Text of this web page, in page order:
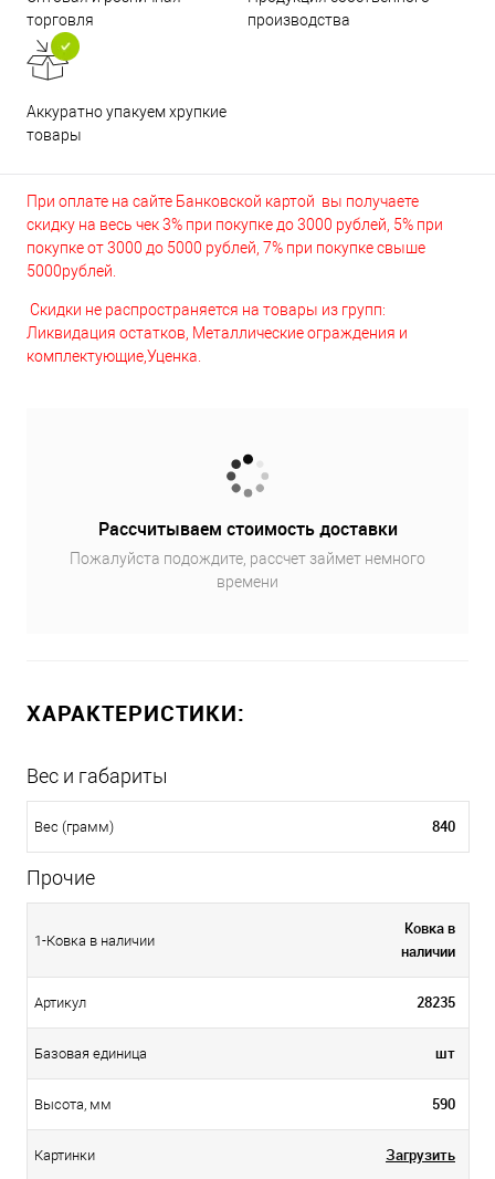
торговля
производства
Аккуратно упакуем хрупкие
товары
При оплате на сайте Банковской картой вы получаете
скидку на весь чек 3% при покупке до 3000 рублей, 5% при
покупке от 3000 до 5000 рублей, 7% при покупке свыше
5000рублей.
Скидки не распространяется на товары из групп:
Ликвидация остатков, Металлические ограждения и
комплектующие,Уценка.
Рассчитываем стоимость доставки
Пожалуйста подождите, рассчет займет немного
времени
ХАРАКТЕРИСТИКИ:
Вес и габариты
Вес (грамм) 840
Прочие
1-Ковка в наличии
Ковка в
наличии
Артикул 28235
Базовая единица шт
Высота, мм 590
Картинки Загрузить